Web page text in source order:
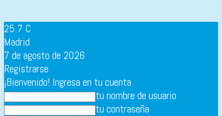
25.7 C
Madrid
7 de agosto de 2026
Registrarse
¡Bienvenido! Ingresa en tu cuenta
tu nombre de usuario
tu contraseña